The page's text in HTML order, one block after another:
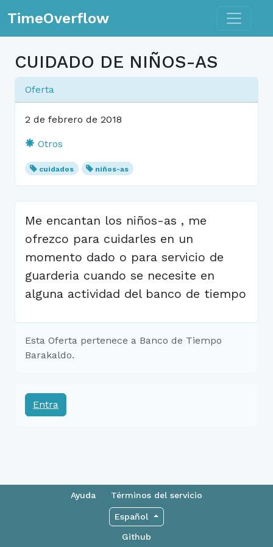
TimeOverflow Toggle
CUIDADO DE NIÑOS-AS
Oferta
2 de febrero de 2018
Otros
cuidados niños-as
Me encantan los niños-as , me
ofrezco para cuidarles en un
momento dado o para servicio de
guarderia cuando se necesite en
alguna actividad del banco de tiempo
Esta Oferta pertenece a Banco de Tiempo
Barakaldo.
Entra
Ayuda Términos del servicio
Español
Github